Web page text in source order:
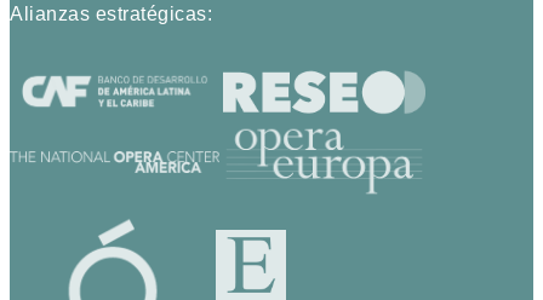
Alianzas estratégicas: